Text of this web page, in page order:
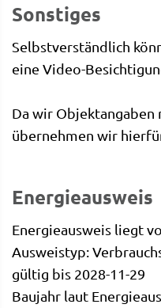
Sonstiges
Selbstverständlich
eine Video-
Da wir
übernehmen wir
Energieausweis
Energieausweis liegt
Ausweistyp:
gültig bis 2028-11-29
Baujahr laut